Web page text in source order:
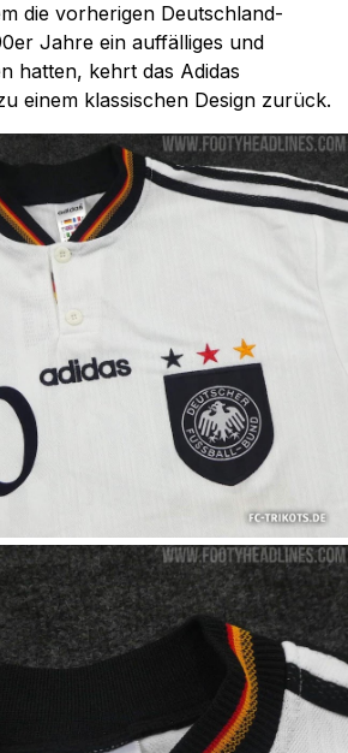
die vorherigen Deutschland-
Jahre ein auffälliges und
hatten, kehrt das Adidas
einem klassischen Design zurück.